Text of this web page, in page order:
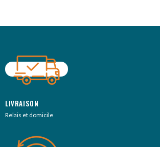
LIVRAISON
Relais et domicile